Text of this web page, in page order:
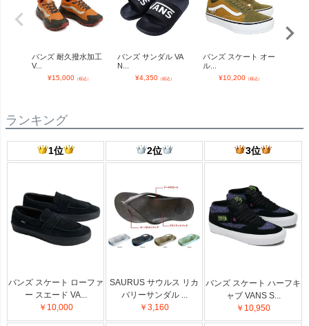
バンズ 耐久撥水加工
V...
¥15,000（税込）
バンズ サンダル VA
N...
¥4,350（税込）
バンズ スケート オー
ル...
¥10,200（税込）
ランキング
1位 2位 3位
バンズ スケート ローファ
ー スエード VA...
￥10,000
SAURUS サウルス リカ
バリーサンダル ...
￥3,160
バンズ スケート ハーフキ
ャブ VANS S...
￥10,950